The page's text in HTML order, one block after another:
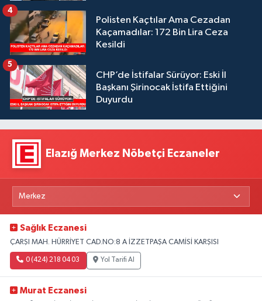
Polisten Kaçtılar Ama Cezadan
Kaçamadılar: 172 Bin Lira Ceza
Kesildi
4
CHP’de İstifalar Sürüyor: Eski İl
Başkanı Şirinocak İstifa Ettiğini
Duyurdu
5
Elazığ Merkez Nöbetçi Eczaneler
Sağlık Eczanesi
ÇARŞI MAH. HÜRRİYET CAD.NO:8 A İZZETPAŞA CAMİSİ KARŞISI
0 (424) 218 04 03 Yol Tarifi Al
Murat Eczanesi